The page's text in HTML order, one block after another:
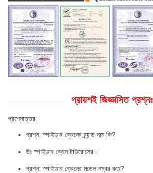
প্রায়শই জিজ্ঞাসিত প্রশ্নঃ
প্রশ্নোত্তর:
প্রশ্ন: স্পাইডার ক্রেনের ব্র্যান্ড নাম কি?
উঃ স্পাইডার ক্রেন টাউরোসের।
প্রশ্ন: স্পাইডার ক্রেনের মডেল নম্বর কত?